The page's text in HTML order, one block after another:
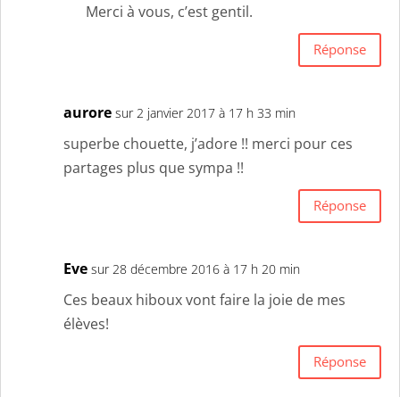
Merci à vous, c’est gentil.
Réponse
aurore sur 2 janvier 2017 à 17 h 33 min
superbe chouette, j’adore !! merci pour ces
partages plus que sympa !!
Réponse
Eve sur 28 décembre 2016 à 17 h 20 min
Ces beaux hiboux vont faire la joie de mes
élèves!
Réponse